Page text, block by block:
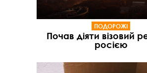
ПОДОРОЖІ
Почав діяти візовий
росією